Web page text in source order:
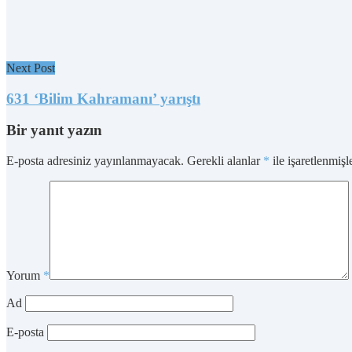
Next Post
631 ‘Bilim Kahramanı’ yarıştı
Bir yanıt yazın
E-posta adresiniz yayınlanmayacak. Gerekli alanlar * ile
Yorum *
Ad
E-posta